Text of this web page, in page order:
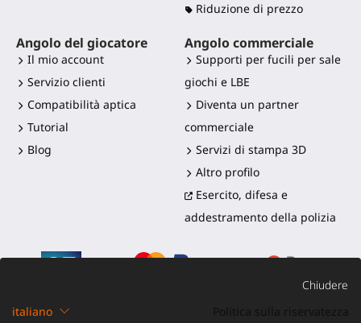
Riduzione di prezzo
Angolo del giocatore
Il mio account
Servizio clienti
Compatibilità aptica
Tutorial
Blog
Angolo commerciale
Supporti per fucili per sale
giochi e LBE
Diventa un partner
commerciale
Servizi di stampa 3D
Altro profilo
Esercito, difesa e
addestramento della polizia
Chiudere
italiano